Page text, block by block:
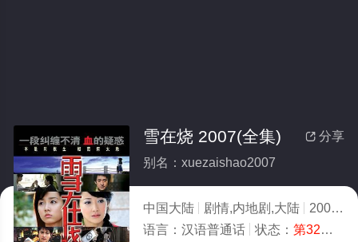
 分享
雪在烧 2007(全集)
别名：xuezaishao2007
中国大陆 剧情,内地剧,大陆 2007
语言： 汉语普通话 状态： 第32集完结